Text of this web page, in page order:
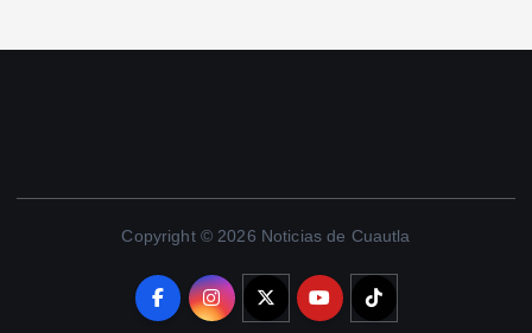
Copyright © 2026 Noticias de Cuautla